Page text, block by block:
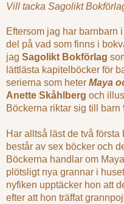
Vill tacka Sagolikt
Eftersom jag har barnbarn
del på vad som finns i
jag Sagolikt Bokförlag
lättlästa kapitelböcker för
serierna som heter Maya
Anette Skåhlberg och
Böckerna riktar sig till barn
Har alltså läst de två
består av sex böcker och
Böckerna handlar om
plötsligt nya grannar i
nyfiken upptäcker hon att
efter att hon träffat